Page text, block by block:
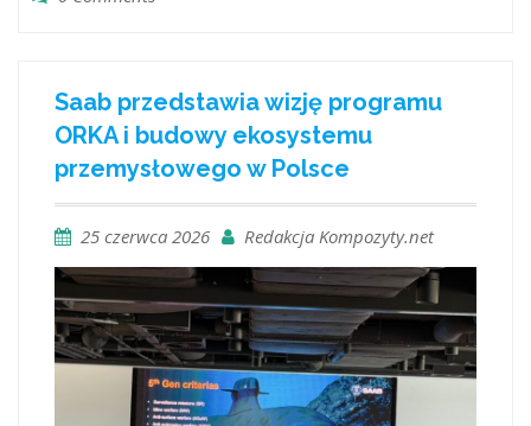
Saab przedstawia wizję programu
ORKA i budowy ekosystemu
przemysłowego w Polsce
25 czerwca 2026 Redakcja Kompozyty.net